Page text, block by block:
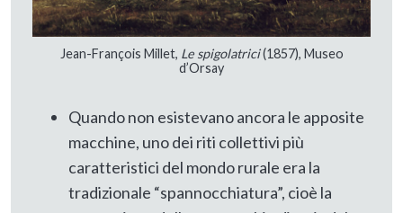
Jean-François Millet, Le spigolatrici(1857), Museo
d’Orsay
Quando non esistevano ancora le apposite
macchine, uno dei riti collettivi più
caratteristici del mondo rurale era la
tradizionale “spannocchiatura”, cioè la